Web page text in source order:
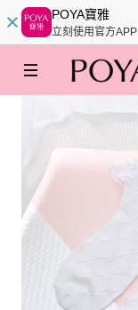
POYA寶雅
立刻使用官方APP